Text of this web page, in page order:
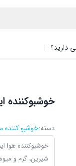
دارید؟
خوشبوکننده
دسته:خوشبو کننده
شیرین، گرم و